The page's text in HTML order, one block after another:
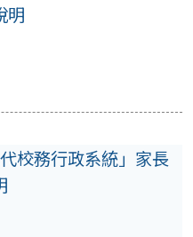
明
代校務行政系統」家長